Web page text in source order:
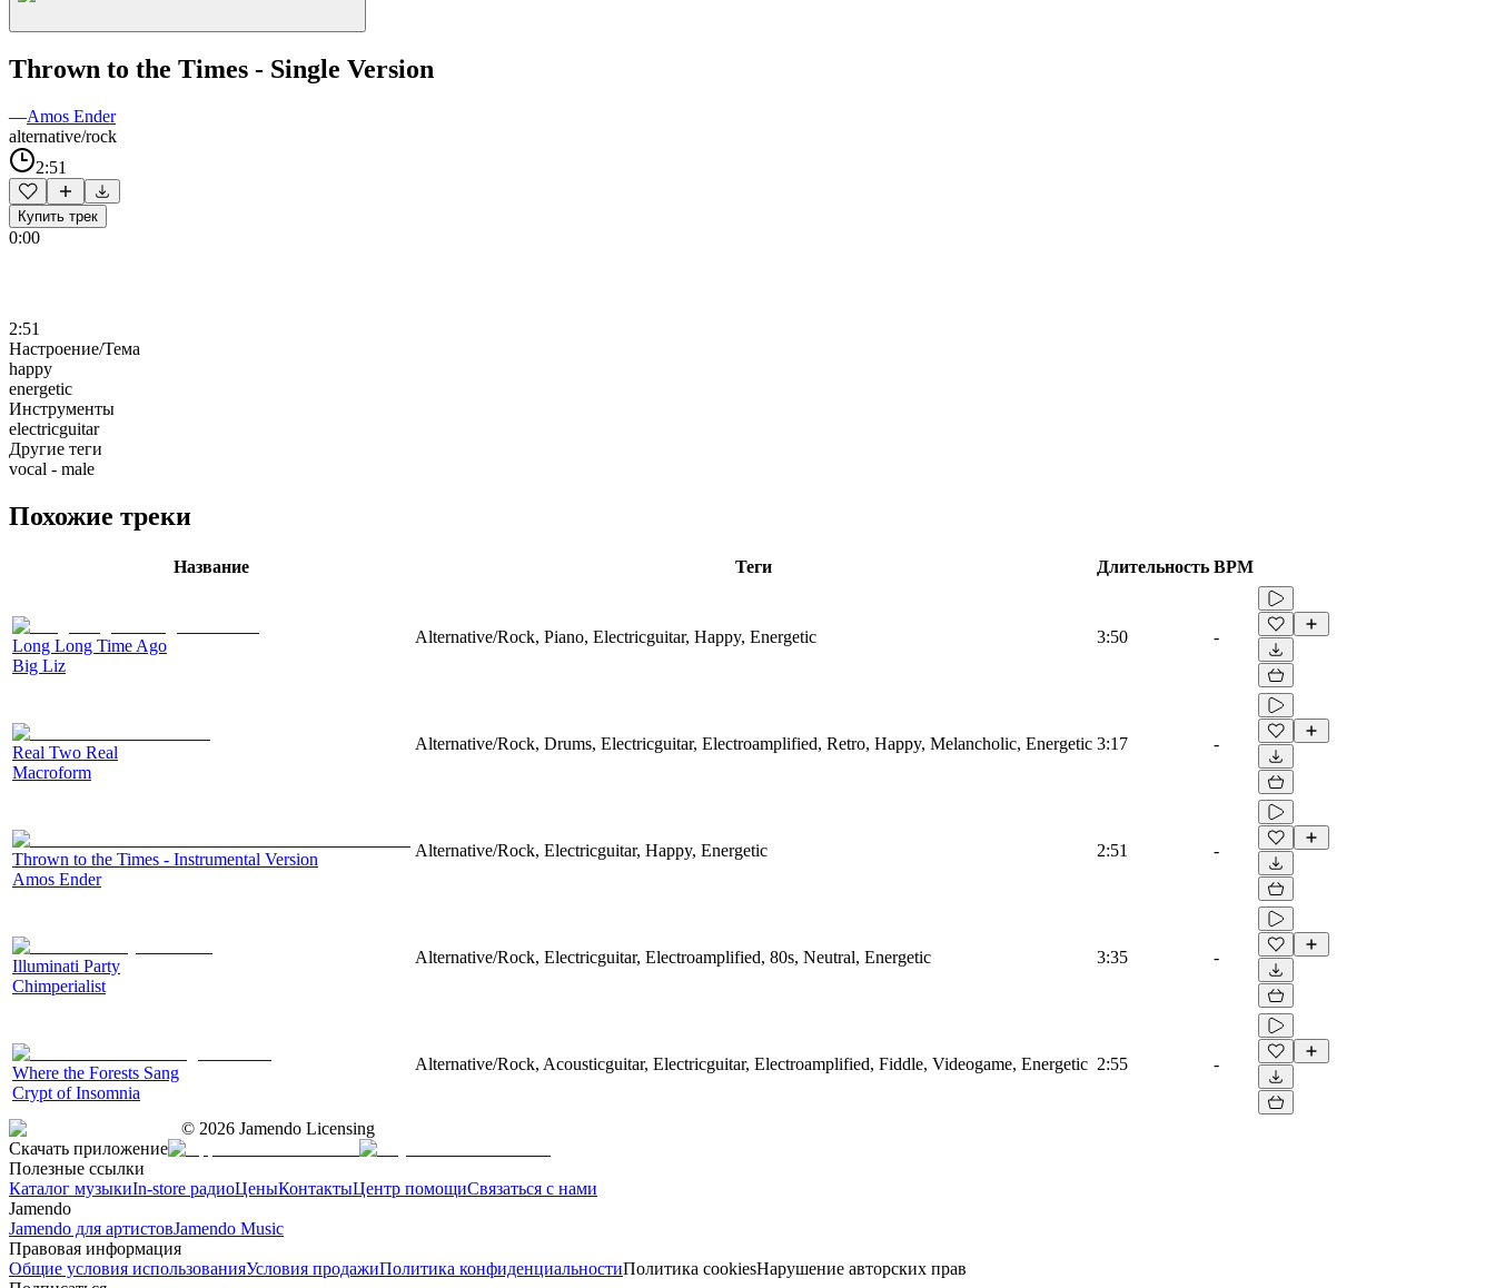
Thrown to the Times - Single Version
—Amos Ender
alternative/rock
2:51
Купить трек
0:00
2:51
Настроение/Тема
happy
energetic
Инструменты
electricguitar
Другие теги
vocal - male
Похожие треки
Название Теги Длительность BPM
Long Long Time Ago
Big Liz
Alternative/Rock, Piano, Electricguitar, Happy, Energetic 3:50 -
Real Two Real
Macroform
Alternative/Rock, Drums, Electricguitar, Electroamplified, Retro, Happy, Melancholic, Energetic 3:17 -
Thrown to the Times - Instrumental Version
Amos Ender
Alternative/Rock, Electricguitar, Happy, Energetic 2:51 -
Illuminati Party
Chimperialist
Alternative/Rock, Electricguitar, Electroamplified, 80s, Neutral, Energetic 3:35 -
Where the Forests Sang
Crypt of Insomnia
Alternative/Rock, Acousticguitar, Electricguitar, Electroamplified, Fiddle, Videogame, Energetic 2:55 -
© 2026 Jamendo Licensing
Скачать приложение
Полезные ссылки
Каталог музыкиIn-store радиоЦеныКонтактыЦентр помощиСвязаться с нами
Jamendo
Jamendo для артистовJamendo Music
Правовая информация
Общие условия использованияУсловия продажиПолитика конфиденциальностиПолитика cookiesНарушение авторских прав